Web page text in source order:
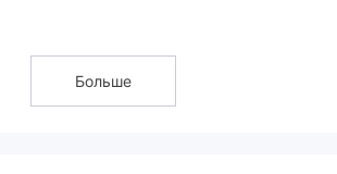
и STP Pro. Также предлагаются
Больше